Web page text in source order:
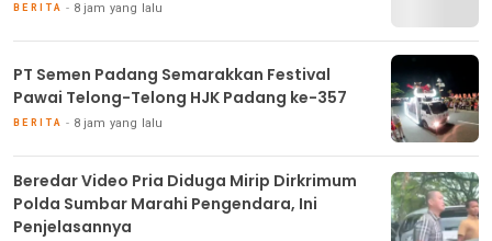
BERITA 8 jam yang lalu
PT Semen Padang Semarakkan Festival
Pawai Telong-Telong HJK Padang ke-357
BERITA 8 jam yang lalu
Beredar Video Pria Diduga Mirip Dirkrimum
Polda Sumbar Marahi Pengendara, Ini
Penjelasannya